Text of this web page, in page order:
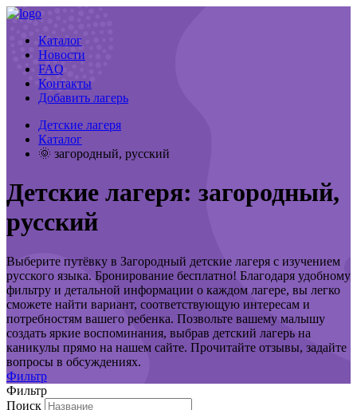
Каталог
Новости
FAQ
Контакты
Добавить лагерь
Детские лагеря
Каталог
🌞 загородный, русский
Детские лагеря: загородный,
русский
Выберите путёвку в Загородный детские лагеря с изучением
русского языка. Бронирование бесплатно! Благодаря удобному
фильтру и детальной информации о каждом лагере, вы легко
сможете найти вариант, соответствующую интересам и
потребностям вашего ребенка. Позвольте вашему малышу
создать яркие воспоминания, выбрав детский лагерь на
каникулы прямо на нашем сайте. Прочитайте отзывы, задайте
вопросы в обсуждениях.
Фильтр
Фильтр
Поиск